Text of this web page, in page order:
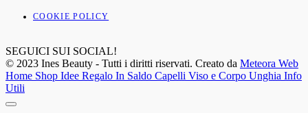
COOKIE POLICY
SEGUICI SUI SOCIAL!
© 2023 Ines Beauty - Tutti i diritti riservati. Creato da Meteora Web
Home Shop Idee Regalo In Saldo Capelli Viso e Corpo Unghia Info
Utili